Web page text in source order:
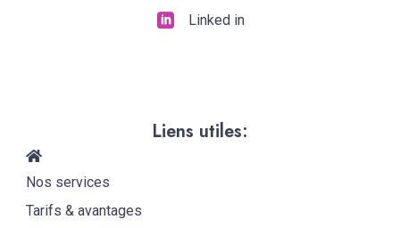
Linked in
Liens utiles:
Nos services
Tarifs & avantages